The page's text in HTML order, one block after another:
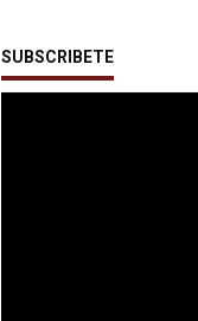
SUBSCRIBETE